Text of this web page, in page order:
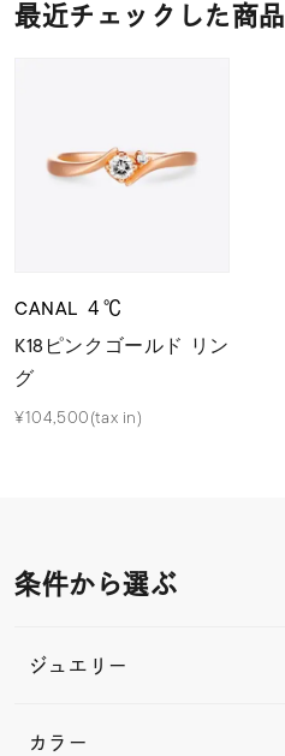
最近チェックした商品
CANAL ４℃
K18ピンクゴールド リン
グ
¥104,500(tax in)
条件から選ぶ
ジュエリー
カラー